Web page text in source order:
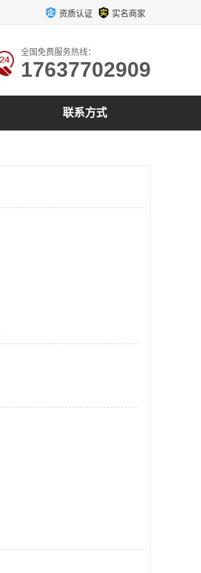
资质认证 实名商家
全国免费服务热线：
17637702909
联系方式